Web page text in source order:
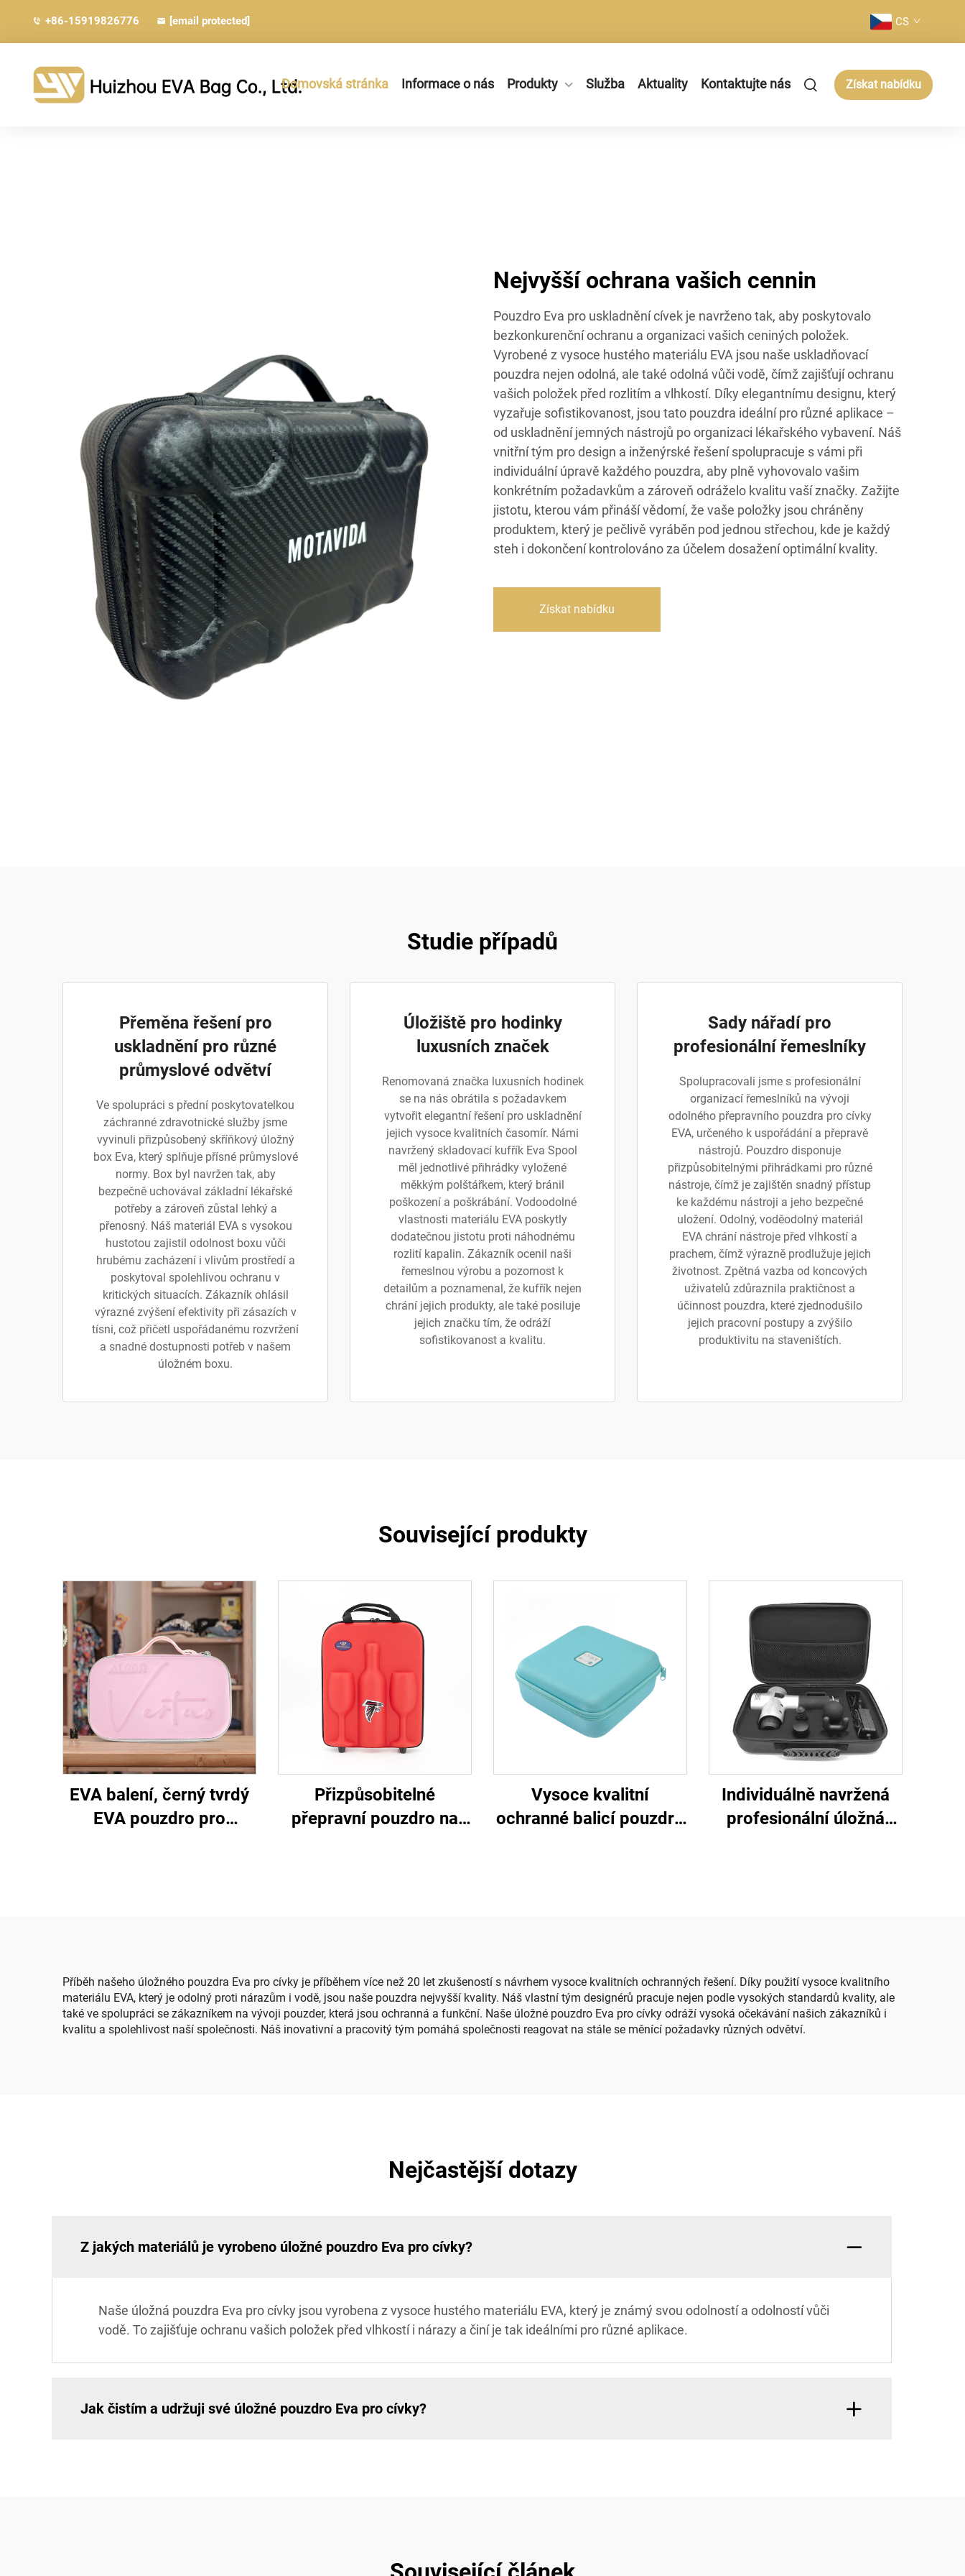
+86-15919826776 [email protected] CS
Domovská stránka Informace o nás Produkty Služba Aktuality Kontaktujte nás Získat nabídku
Nejvyšší ochrana vašich cennin
Pouzdro Eva pro uskladnění cívek je navrženo tak, aby poskytovalo
bezkonkurenční ochranu a organizaci vašich ceniných položek.
Vyrobené z vysoce hustého materiálu EVA jsou naše uskladňovací
pouzdra nejen odolná, ale také odolná vůči vodě, čímž zajišťují ochranu
vašich položek před rozlitím a vlhkostí. Díky elegantnímu designu, který
vyzařuje sofistikovanost, jsou tato pouzdra ideální pro různé aplikace –
od uskladnění jemných nástrojů po organizaci lékařského vybavení. Náš
vnitřní tým pro design a inženýrské řešení spolupracuje s vámi při
individuální úpravě každého pouzdra, aby plně vyhovovalo vašim
konkrétním požadavkům a zároveň odráželo kvalitu vaší značky. Zažijte
jistotu, kterou vám přináší vědomí, že vaše položky jsou chráněny
produktem, který je pečlivě vyráběn pod jednou střechou, kde je každý
steh i dokončení kontrolováno za účelem dosažení optimální kvality.
Získat nabídku
Studie případů
Přeměna řešení pro
uskladnění pro různé
průmyslové odvětví
Ve spolupráci s přední poskytovatelkou
záchranné zdravotnické služby jsme
vyvinuli přizpůsobený skříňkový úložný
box Eva, který splňuje přísné průmyslové
normy. Box byl navržen tak, aby
bezpečně uchovával základní lékařské
potřeby a zároveň zůstal lehký a
přenosný. Náš materiál EVA s vysokou
hustotou zajistil odolnost boxu vůči
hrubému zacházení i vlivům prostředí a
poskytoval spolehlivou ochranu v
kritických situacích. Zákazník ohlásil
výrazné zvýšení efektivity při zásazích v
tísni, což přičetl uspořádanému rozvržení
a snadné dostupnosti potřeb v našem
úložném boxu.
Úložiště pro hodinky
luxusních značek
Renomovaná značka luxusních hodinek
se na nás obrátila s požadavkem
vytvořit elegantní řešení pro uskladnění
jejich vysoce kvalitních časomír. Námi
navržený skladovací kufřík Eva Spool
měl jednotlivé přihrádky vyložené
měkkým polštářkem, který bránil
poškození a poškrábání. Vodoodolné
vlastnosti materiálu EVA poskytly
dodatečnou jistotu proti náhodnému
rozlití kapalin. Zákazník ocenil naši
řemeslnou výrobu a pozornost k
detailům a poznamenal, že kufřík nejen
chrání jejich produkty, ale také posiluje
jejich značku tím, že odráží
sofistikovanost a kvalitu.
Sady nářadí pro
profesionální řemeslníky
Spolupracovali jsme s profesionální
organizací řemeslníků na vývoji
odolného přepravního pouzdra pro cívky
EVA, určeného k uspořádání a přepravě
nástrojů. Pouzdro disponuje
přizpůsobitelnými přihrádkami pro různé
nástroje, čímž je zajištěn snadný přístup
ke každému nástroji a jeho bezpečné
uložení. Odolný, voděodolný materiál
EVA chrání nástroje před vlhkostí a
prachem, čímž výrazně prodlužuje jejich
životnost. Zpětná vazba od koncových
uživatelů zdůraznila praktičnost a
účinnost pouzdra, které zjednodušilo
jejich pracovní postupy a zvýšilo
produktivitu na staveništích.
Související produkty
EVA balení, černý tvrdý
EVA pouzdro pro
Přizpůsobitelné
přepravní pouzdro na
Vysoce kvalitní
ochranné balicí pouzdro
Individuálně navržená
profesionální úložná
pachů
Příběh našeho úložného pouzdra Eva pro cívky je příběhem více než 20 let zkušeností s návrhem vysoce kvalitních ochranných řešení. Díky použití vysoce kvalitního
materiálu EVA, který je odolný proti nárazům i vodě, jsou naše pouzdra nejvyšší kvality. Náš vlastní tým designérů pracuje nejen podle vysokých standardů kvality, ale
také ve spolupráci se zákazníkem na vývoji pouzder, která jsou ochranná a funkční. Naše úložné pouzdro Eva pro cívky odráží vysoká očekávání našich zákazníků i
kvalitu a spolehlivost naší společnosti. Náš inovativní a pracovitý tým pomáhá společnosti reagovat na stále se měnící požadavky různých odvětví.
Nejčastější dotazy
Z jakých materiálů je vyrobeno úložné pouzdro Eva pro cívky?
Naše úložná pouzdra Eva pro cívky jsou vyrobena z vysoce hustého materiálu EVA, který je známý svou odolností a odolností vůči
vodě. To zajišťuje ochranu vašich položek před vlhkostí i nárazy a činí je tak ideálními pro různé aplikace.
Jak čistím a udržuji své úložné pouzdro Eva pro cívky?